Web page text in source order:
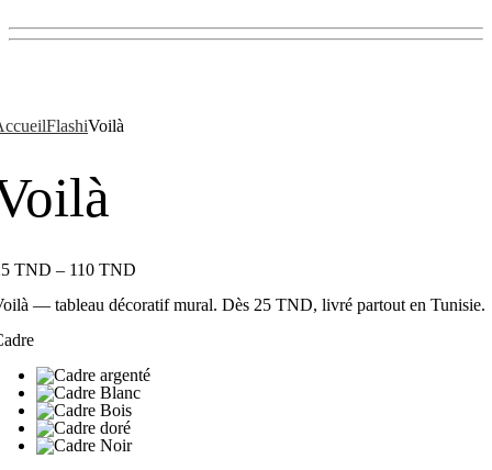
FlashiVoilà
TND – 110 TND
— tableau décoratif mural. Dès 25 TND, livré partout en Tunisie.